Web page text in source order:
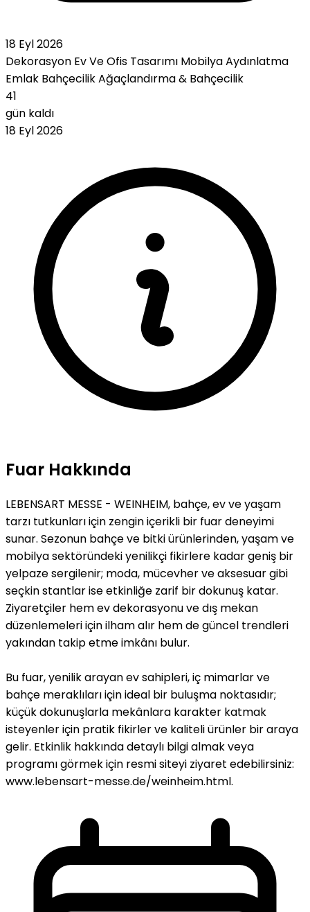
18 Eyl 2026
Dekorasyon Ev Ve Ofis Tasarımı MobilyaAydınlatma
Emlak BahçecilikAğaçlandırma & Bahçecilik
41
gün kaldı
18 Eyl 2026
Fuar Hakkında
LEBENSART MESSE - WEINHEIM, bahçe, ev ve yaşam
tarzı tutkunları için zengin içerikli bir fuar deneyimi
sunar. Sezonun bahçe ve bitki ürünlerinden, yaşam ve
mobilya sektöründeki yenilikçi fikirlere kadar geniş bir
yelpaze sergilenir; moda, mücevher ve aksesuar gibi
seçkin stantlar ise etkinliğe zarif bir dokunuş katar.
Ziyaretçiler hem ev dekorasyonu ve dış mekan
düzenlemeleri için ilham alır hem de güncel trendleri
yakından takip etme imkânı bulur.
Bu fuar, yenilik arayan ev sahipleri, iç mimarlar ve
bahçe meraklıları için ideal bir buluşma noktasıdır;
küçük dokunuşlarla mekânlara karakter katmak
isteyenler için pratik fikirler ve kaliteli ürünler bir araya
gelir. Etkinlik hakkında detaylı bilgi almak veya
programı görmek için resmi siteyi ziyaret edebilirsiniz:
www.lebensart-messe.de/weinheim.html.